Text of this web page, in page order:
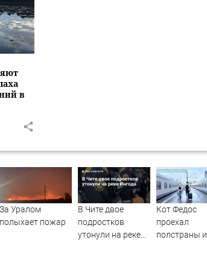
в
За Уралом
полыхает пожар
В Чите двое
подростков
утонули на реке
Кот Федос
проехал
полстраны и